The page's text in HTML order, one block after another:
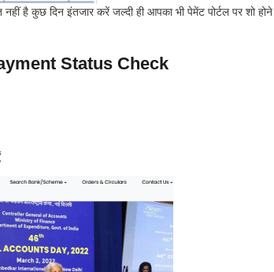
है कुछ दिन इंतजार करें जल्दी ही आपका भी पेमेंट पोर्टल पर शो होने
Status Check